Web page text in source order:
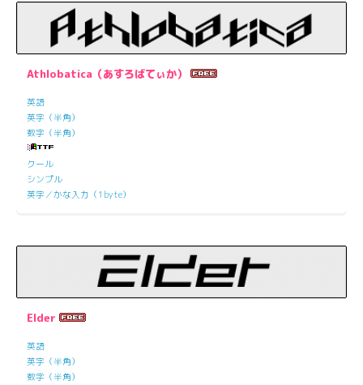
Athlobatica（あすろばてぃか）
英語
英字（半角）
数字（半角）
クール
シンプル
英字／かな入力（1byte）
Elder
英語
英字（半角）
数字（半角）